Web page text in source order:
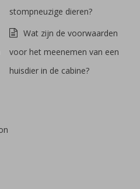
stompneuzige dieren?
Wat zijn de voorwaarden
voor het meenemen van een
huisdier in de cabine?